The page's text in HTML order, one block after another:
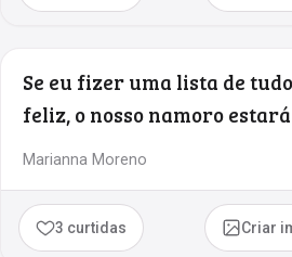
Se eu fizer uma lista de
feliz, o nosso namoro
Marianna Moreno
3 curtidas Criar